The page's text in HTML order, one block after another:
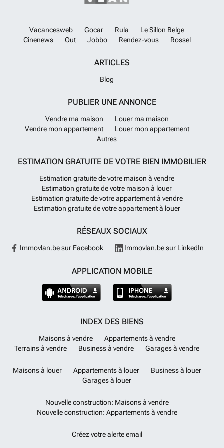
Vacancesweb Gocar Rula
Le Sillon Belge
Cinenews
Out Jobbo Rendez-vous Rossel
ARTICLES
Blog
PUBLIER UNE ANNONCE
Vendre ma maison
Louer ma maison
Vendre mon appartement
Louer mon appartement
Autres
ESTIMATION GRATUITE DE VOTRE BIEN IMMOBILIER
Estimation gratuite de votre maison à vendre
Estimation gratuite de votre maison à louer
Estimation gratuite de votre appartement à vendre
Estimation gratuite de votre appartement à louer
RÉSEAUX SOCIAUX
Immovlan.be sur Facebook Immovlan.be sur LinkedIn
APPLICATION MOBILE
INDEX DES BIENS
Maisons à vendre
Appartements à vendre
Terrains à vendre
Business à vendre Garages à vendre
Maisons à louer Appartements à louer
Business à louer
Garages à louer
Nouvelle construction: Maisons à vendre
Nouvelle construction: Appartements à vendre
Créez votre alerte email